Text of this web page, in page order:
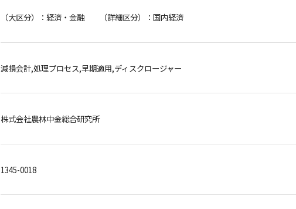
（大区分）：経済・金融 （詳細区分）：国内経済
減損会計,処理プロセス,早期適用,ディスクロージャー
株式会社農林中金総合研究所
1345-0018